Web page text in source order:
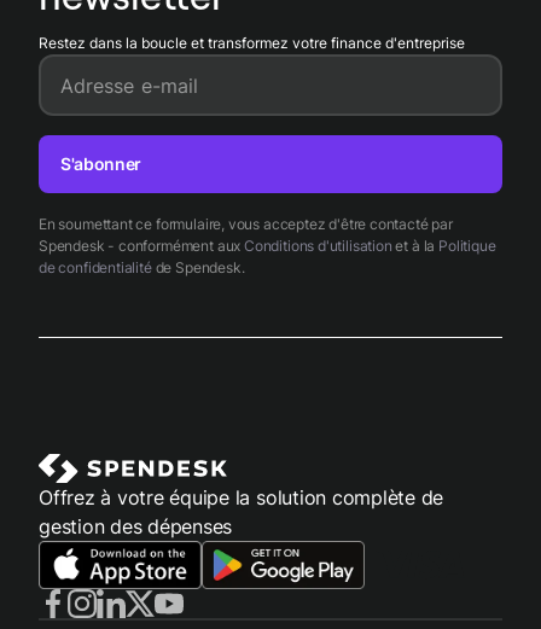
Restez dans la boucle et transformez votre finance d'entreprise
Adresse e-mail
En soumettant ce formulaire, vous acceptez d'être contacté par
Spendesk - conformément aux Conditions d'utilisation et à la Politique
de confidentialitéde Spendesk.
S'abonner
Offrez à votre équipe la solution complète de
gestion des dépenses